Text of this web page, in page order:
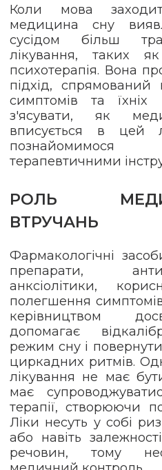
Коли мова
медицина сну
сусідом більш
лікування, таких
психотерапія. Вона
підхід, спрямований
симптомів та
з'ясувати, як
вписується в цей
терапевтичними
РОЛЬ
ВТРУЧАНЬ
Фармакологічні
препарати,
анксіолітики,
полегшення
керівництвом
допомагає
режим сну і
циркадних ритмів.
лікування не має
має
терапії, створюючи
Ліки несуть у собі
або навіть
речовин, тому